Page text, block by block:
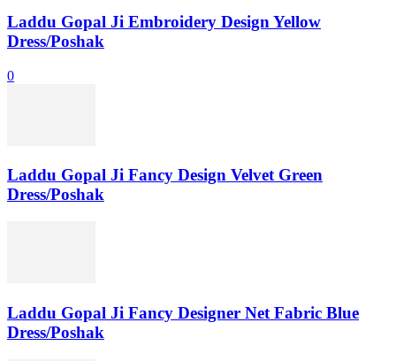
Laddu Gopal Ji Embroidery Design Yellow
Dress/Poshak
0
Laddu Gopal Ji Fancy Design Velvet Green
Dress/Poshak
Laddu Gopal Ji Fancy Designer Net Fabric Blue
Dress/Poshak